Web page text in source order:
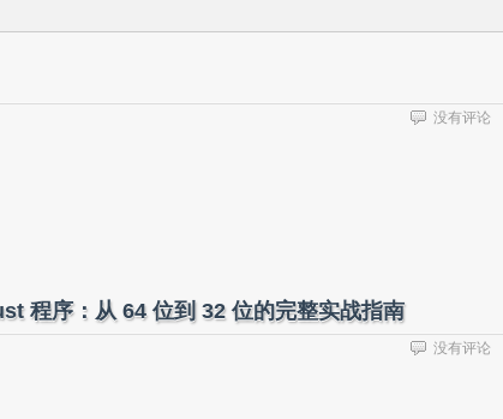
没有评论
程序：从 64 位到 32 位的完整实战指南
没有评论